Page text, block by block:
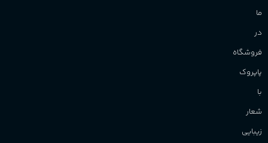
ما
در
فروشگاه
پاپروک
با
شعار
زیبایی